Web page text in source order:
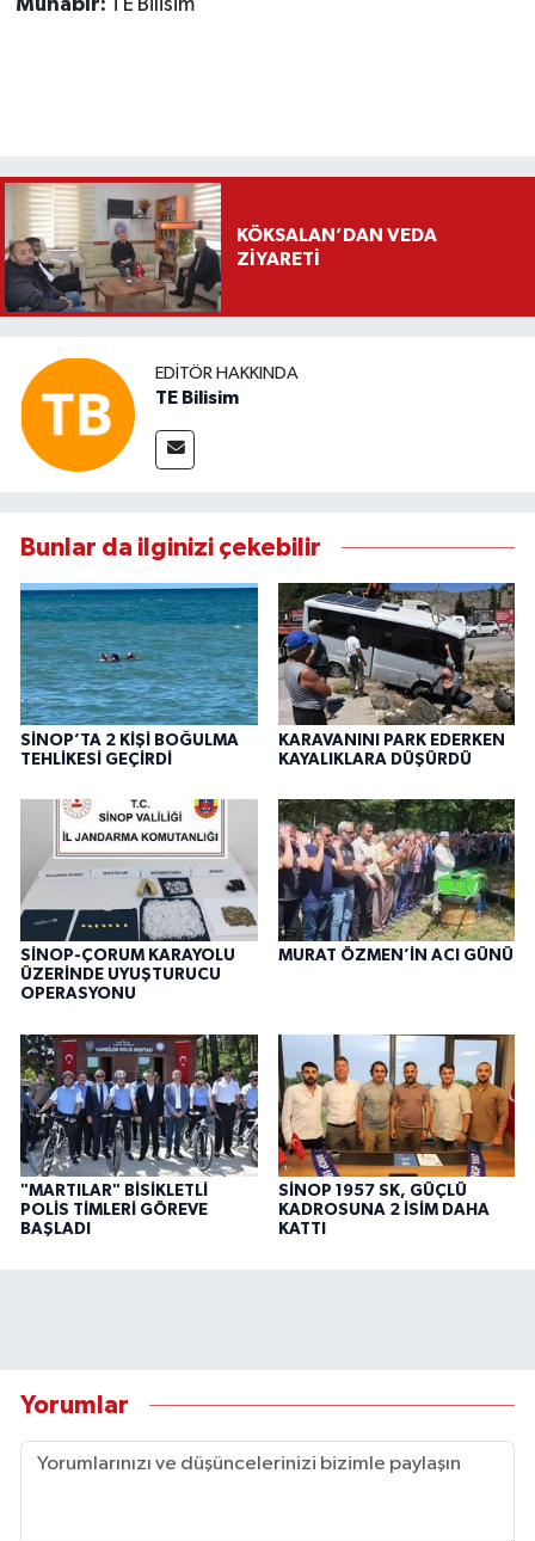
KÖKSALAN’DAN VEDA
ZİYARETİ
EDITÖR HAKKINDA
TE Bilisim
Bunlar da ilginizi çekebilir
SİNOP’TA 2 KİŞİ BOĞULMA
TEHLİKESİ GEÇİRDİ
KARAVANINI PARK EDERKEN
KAYALIKLARA DÜŞÜRDÜ
SİNOP-ÇORUM KARAYOLU
ÜZERİNDE UYUŞTURUCU
OPERASYONU
MURAT ÖZMEN’İN ACI GÜNÜ
"MARTILAR" BİSİKLETLİ
POLİS TİMLERİ GÖREVE
BAŞLADI
SİNOP 1957 SK, GÜÇLÜ
KADROSUNA 2 İSİM DAHA
KATTI
Yorumlar